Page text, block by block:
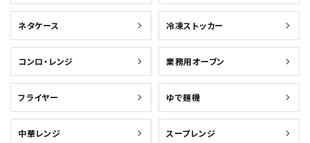
ネタケース 冷凍ストッカー
コンロ・レンジ 業務用オーブン
フライヤー ゆで麺機
中華レンジ スープレンジ